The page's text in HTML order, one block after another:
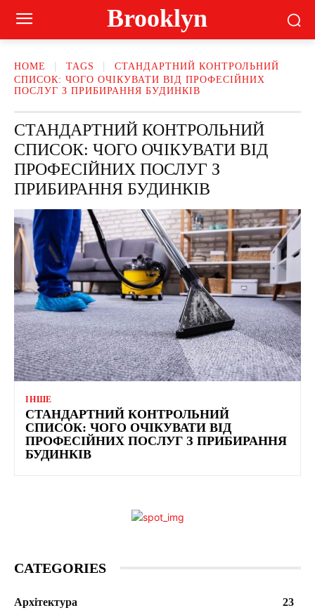
Brooklyn
HOME TAGS
СТАНДАРТНИЙ КОНТРОЛЬНИЙ
СПИСОК: ЧОГО ОЧІКУВАТИ ВІД ПРОФЕСІЙНИХ
ПОСЛУГ З ПРИБИРАННЯ БУДИНКІВ
СТАНДАРТНИЙ КОНТРОЛЬНИЙ
СПИСОК: ЧОГО ОЧІКУВАТИ ВІД
ПРОФЕСІЙНИХ ПОСЛУГ З
ПРИБИРАННЯ БУДИНКІВ
ІНШЕ
СТАНДАРТНИЙ КОНТРОЛЬНИЙ
СПИСОК: ЧОГО ОЧІКУВАТИ ВІД
ПРОФЕСІЙНИХ ПОСЛУГ З ПРИБИРАННЯ
БУДИНКІВ
CATEGORIES
Архітектура
23